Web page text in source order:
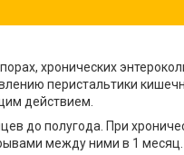
хронических
перистальтики
действием.
до полугода. При
между ними в 1 месяц.